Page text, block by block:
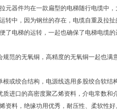
元器件均在一款扁型的电梯随行电缆中
转中，因为钢丝的存在，电缆自重及拉
了电梯的运转，一起也确保了电梯电缆的
规范的无氧铜，高精度的无氧铜一起也
或绞合结构，电源线选用多股绞合软结
进口的高密度聚乙烯资料，介电常数
资料，绝缘功用优秀，耐压性、柔软性好